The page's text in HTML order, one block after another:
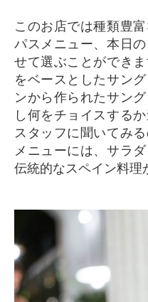
このお店では種類豊富なサングリアメニュー、タ
パスメニュー、本日
せて選ぶことができ
をベースとしたサン
ンから作られたサン
し何をチョイスする
スタッフに聞いてみ
メニューには、サラ
伝統的なスペイン料理